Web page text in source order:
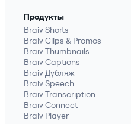
Продукты
Braiv Shorts
Braiv Clips & Promos
Braiv Thumbnails
Braiv Captions
Braiv Дубляж
Braiv Speech
Braiv Transcription
Braiv Connect
Braiv Player